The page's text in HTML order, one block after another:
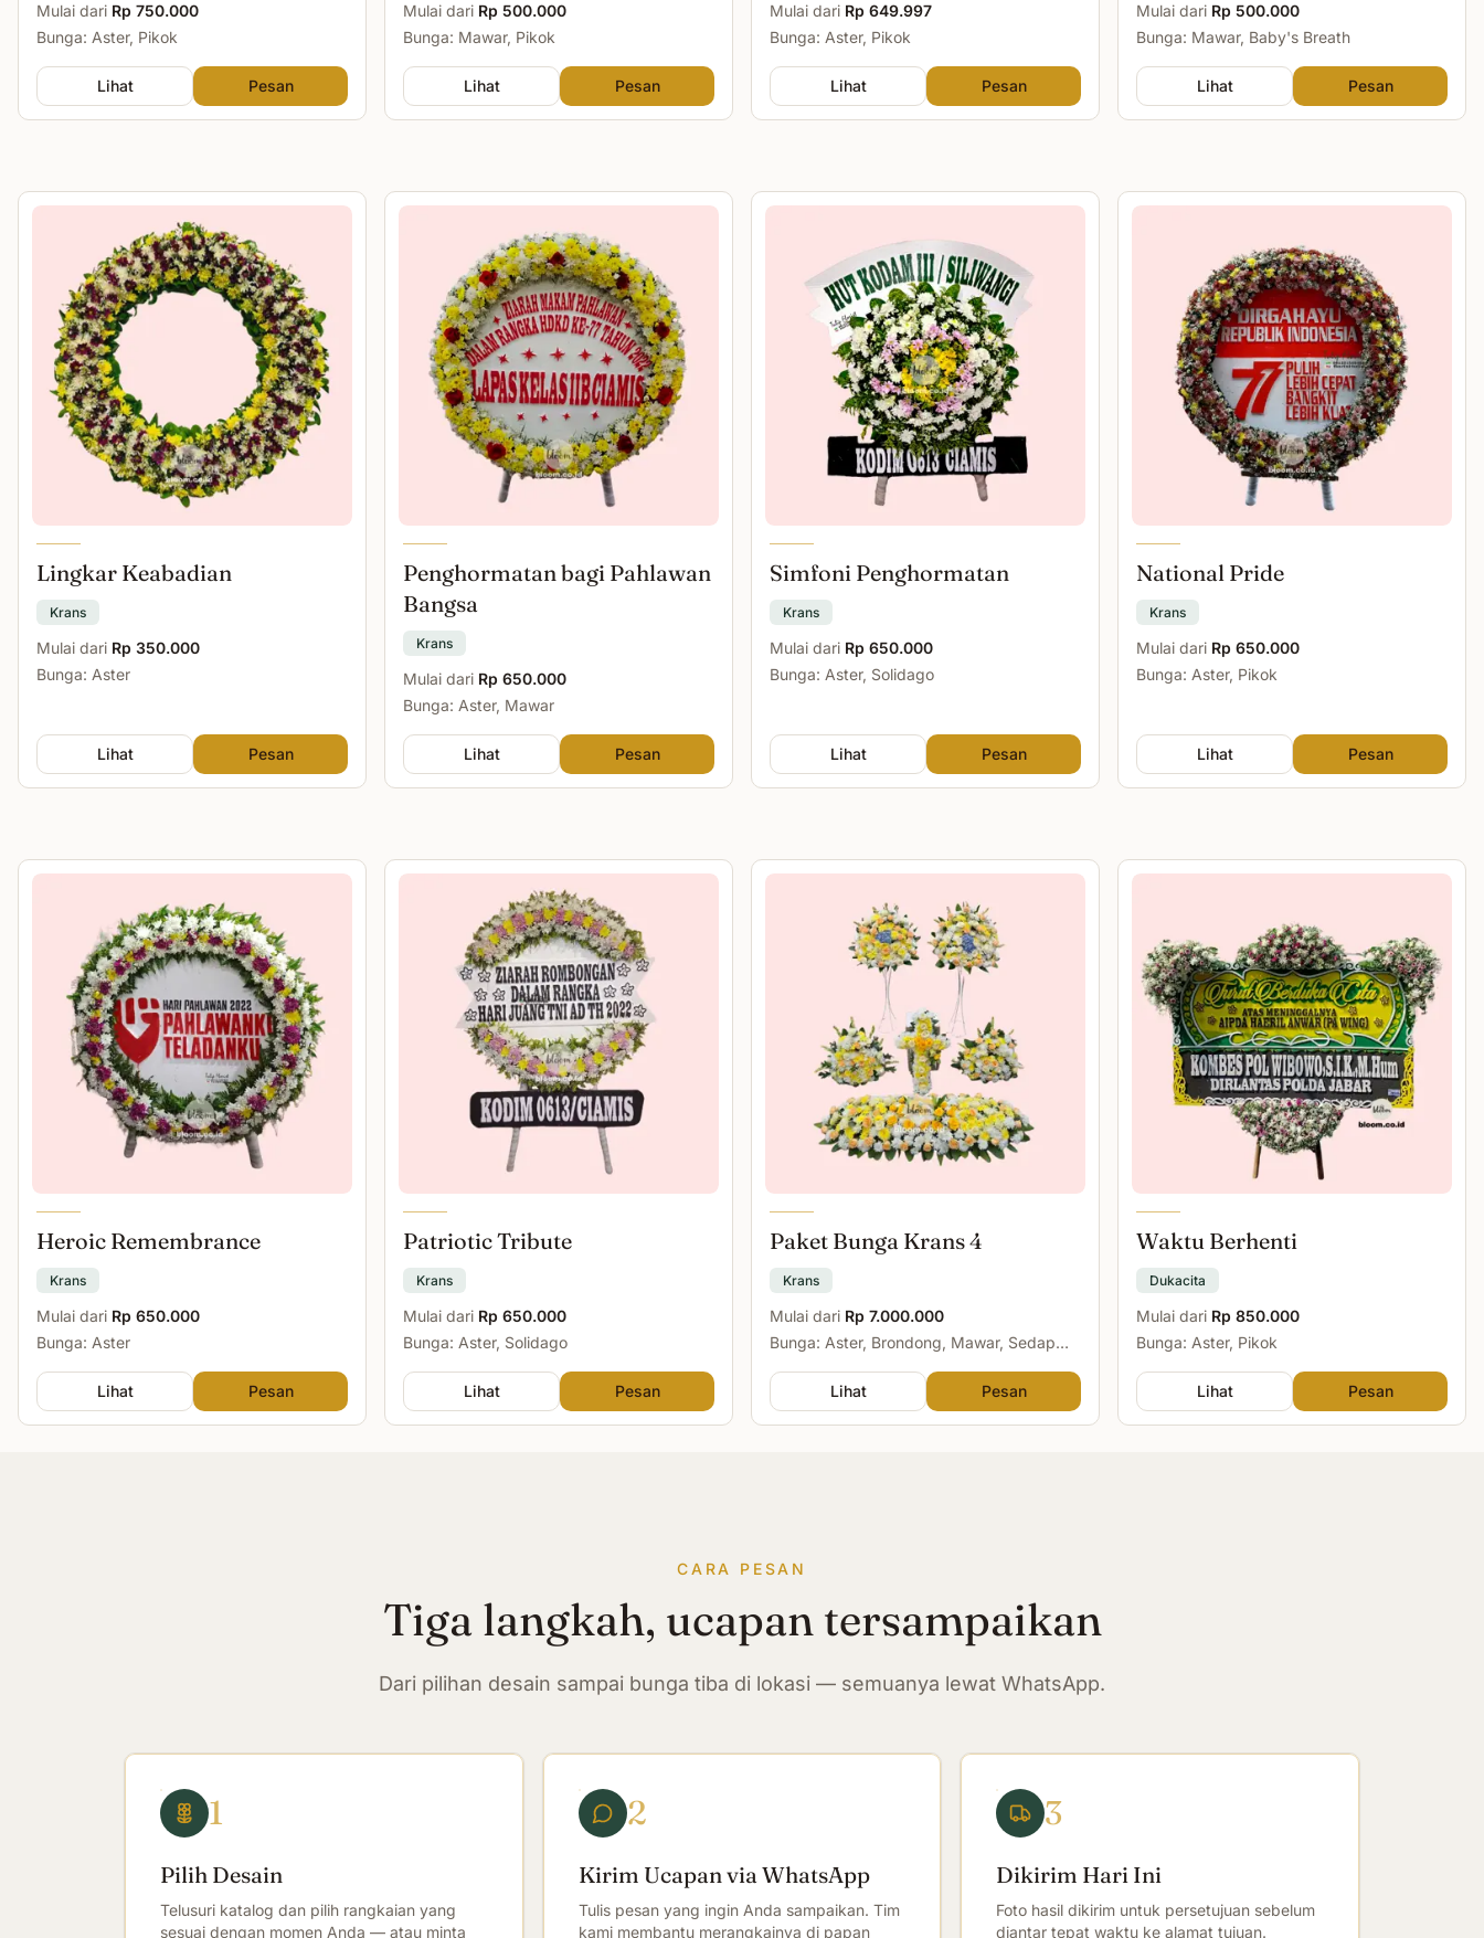
Mulai dari Rp 750.000
Bunga: Aster, Pikok
Lihat Pesan
Mulai dari Rp 500.000
Bunga: Mawar, Pikok
Lihat Pesan
Mulai dari Rp 649.997
Bunga: Aster, Pikok
Lihat Pesan
Mulai dari Rp 500.000
Bunga: Mawar, Baby's Breath
Lihat Pesan
Lingkar Keabadian
Krans
Mulai dari Rp 350.000
Bunga: Aster
Lihat Pesan
Penghormatan bagi Pahlawan
Bangsa
Krans
Mulai dari Rp 650.000
Bunga: Aster, Mawar
Lihat Pesan
Simfoni Penghormatan
Krans
Mulai dari Rp 650.000
Bunga: Aster, Solidago
Lihat Pesan
National Pride
Krans
Mulai dari Rp 650.000
Bunga: Aster, Pikok
Lihat Pesan
Heroic Remembrance
Krans
Mulai dari Rp 650.000
Bunga: Aster
Lihat Pesan
Patriotic Tribute
Krans
Mulai dari Rp 650.000
Bunga: Aster, Solidago
Lihat Pesan
Paket Bunga Krans 4
Krans
Mulai dari Rp 7.000.000
Bunga: Aster, Brondong, Mawar, Sedap
Lihat
Pesan
Waktu Berhenti
Dukacita
Mulai dari Rp 850.000
Bunga: Aster, Pikok
Lihat Pesan
CARA PESAN
Tiga langkah, ucapan tersampaikan
Dari pilihan desain sampai bunga tiba di lokasi — semuanya lewat WhatsApp.
1
Pilih Desain
Telusuri katalog dan pilih rangkaian yang
sesuai dengan momen Anda — atau minta
2
Kirim Ucapan via WhatsApp
Tulis pesan yang ingin Anda sampaikan. Tim
kami membantu merangkainya di papan
3
Dikirim Hari Ini
Foto hasil dikirim untuk persetujuan sebelum
diantar tepat waktu ke alamat tujuan.